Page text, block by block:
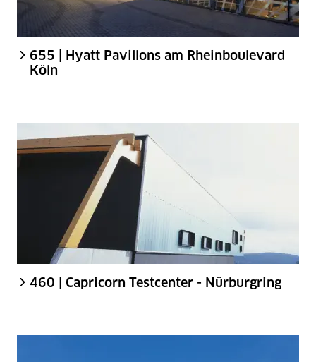
655 | Hyatt Pavillons am Rheinboulevard
Köln
460 | Capricorn Testcenter - Nürburgring